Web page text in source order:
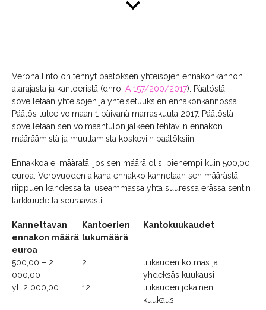
Verohallinto on tehnyt päätöksen yhteisöjen ennakonkannon
alarajasta ja kantoeristä (dnro: A 157/200/2017). Päätöstä
sovelletaan yhteisöjen ja yhteisetuuksien ennakonkannossa.
Päätös tulee voimaan 1 päivänä marraskuuta 2017. Päätöstä
sovelletaan sen voimaantulon jälkeen tehtäviin ennakon
määräämistä ja muuttamista koskeviin päätöksiin.
Ennakkoa ei määrätä, jos sen määrä olisi pienempi kuin 500,00
euroa. Verovuoden aikana ennakko kannetaan sen määrästä
riippuen kahdessa tai useammassa yhtä suuressa erässä sentin
tarkkuudella seuraavasti:
Kannettavan
ennakon määrä
euroa
Kantoerien
lukumäärä
Kantokuukaudet
500,00 – 2
000,00
2
tilikauden kolmas ja
yhdeksäs kuukausi
yli 2 000,00
12
tilikauden jokainen
kuukausi